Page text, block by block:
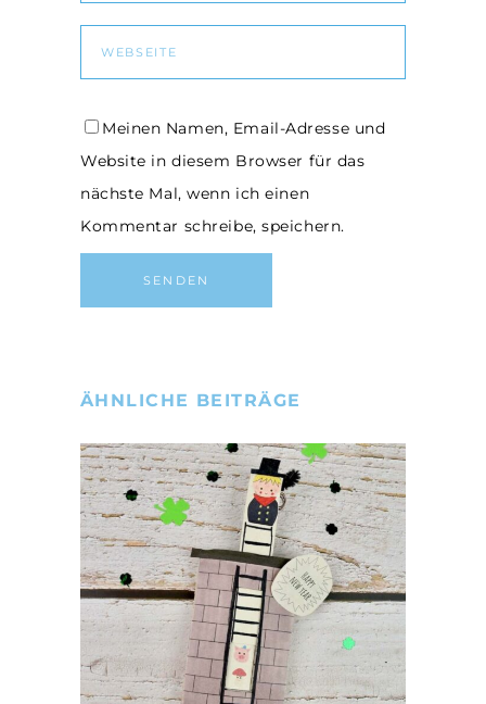
Meinen Namen, Email-Adresse und
Website in diesem Browser für das
nächste Mal, wenn ich einen
Kommentar schreibe, speichern.
ÄHNLICHE BEITRÄGE